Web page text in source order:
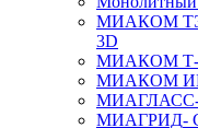
МИАКОМ
3D
МИАКОМ Т
МИАКОМ
МИАГЛАСС
МИАГРИД-